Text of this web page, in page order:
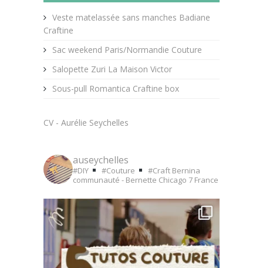
Veste matelassée sans manches Badiane
Craftine
Sac weekend Paris/Normandie Couture
Salopette Zuri La Maison Victor
Sous-pull Romantica Craftine box
CV - Aurélie Seychelles
auseychelles
#DIY #Couture #Craft Bernina
communauté - Bernette Chicago 7 France